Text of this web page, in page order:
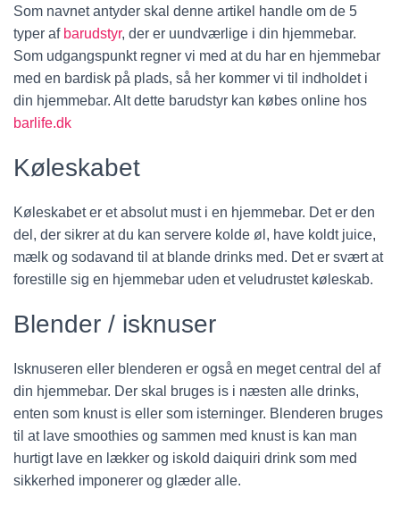
Som navnet antyder skal denne artikel handle om de 5
typer af barudstyr, der er uundværlige i din hjemmebar.
Som udgangspunkt regner vi med at du har en hjemmebar
med en bardisk på plads, så her kommer vi til indholdet i
din hjemmebar. Alt dette barudstyr kan købes online hos
barlife.dk
Køleskabet
Køleskabet er et absolut must i en hjemmebar. Det er den
del, der sikrer at du kan servere kolde øl, have koldt juice,
mælk og sodavand til at blande drinks med. Det er svært at
forestille sig en hjemmebar uden et veludrustet køleskab.
Blender / isknuser
Isknuseren eller blenderen er også en meget central del af
din hjemmebar. Der skal bruges is i næsten alle drinks,
enten som knust is eller som isterninger. Blenderen bruges
til at lave smoothies og sammen med knust is kan man
hurtigt lave en lækker og iskold daiquiri drink som med
sikkerhed imponerer og glæder alle.